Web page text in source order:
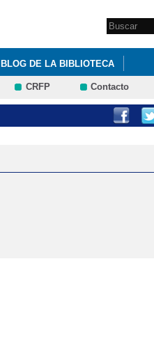
Search
BLOG DE LA BIBLIOTECA
CRFP Contacto